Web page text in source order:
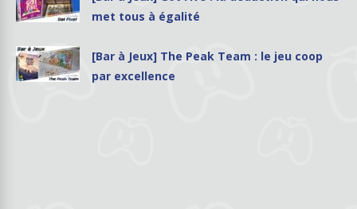
met tous à égalité
[Bar à Jeux] The Peak Team : le jeu coop
par excellence